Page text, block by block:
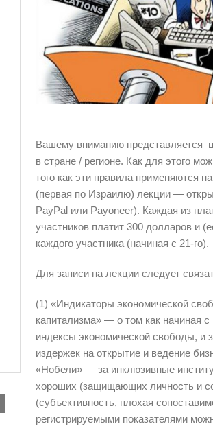
Вашему вниманию представляется
в стране / регионе. Как для этого
того как эти правила применяются
(первая по Израилю) лекции —
PayPal или Payoneer). Каждая из
участников платит 300 долларов и
каждого участника (начиная с 21-го).
Для записи на лекции следует
(1) «Индикаторы экономической
капитализма» — о том как начиная с
индексы экономической свободы,
издержек на открытие и ведение
«Нобели» — за инклюзивные
хороших (защищающих личность и
(субъективность, плохая
регистрируемыми показателями